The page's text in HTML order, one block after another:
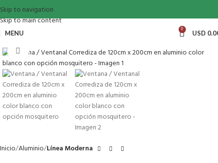
Skip to navigation
Skip to main content
MENU 0 USD
Click to enlarge
Inicio Aluminio Línea Moderna